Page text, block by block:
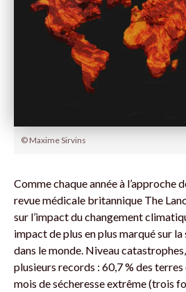
© Maxime Sirvins
Comme chaque année à l’approche
revue médicale britannique The
sur l’impact du changement
impact de plus en plus marqué sur
dans le monde. Niveau
plusieurs records : 60,7 % des
mois de sécheresse extrême (trois